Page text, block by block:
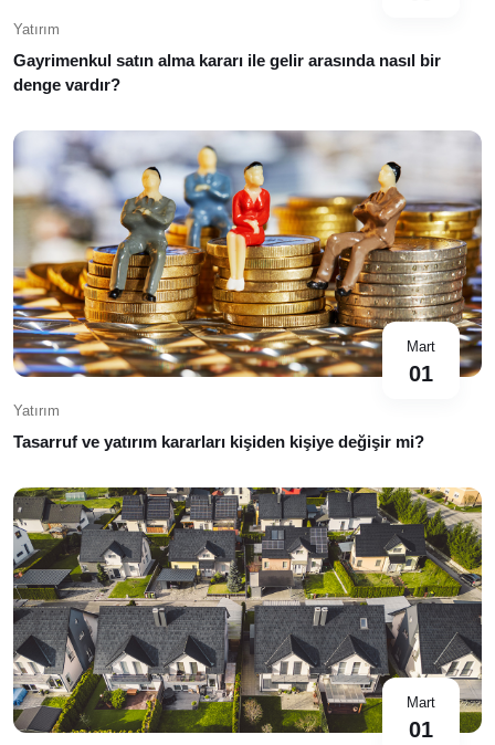
Yatırım
Gayrimenkul satın alma kararı ile gelir arasında nasıl bir
denge vardır?
Mart
01
Yatırım
Tasarruf ve yatırım kararları kişiden kişiye değişir mi?
Mart
01